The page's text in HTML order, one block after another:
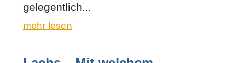
gelegentlich...
mehr lesen